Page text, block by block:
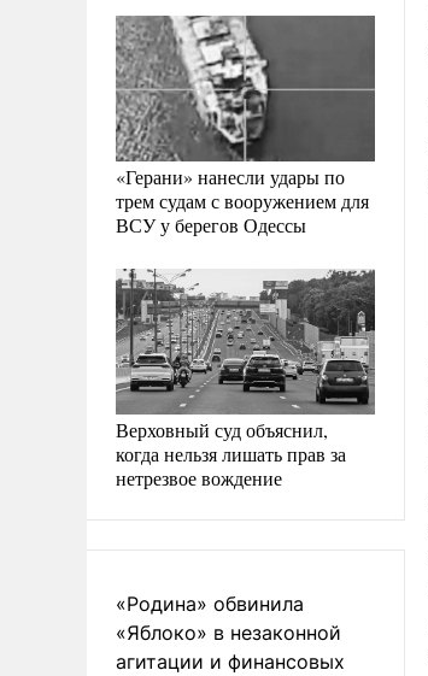
«Герани» нанесли удары по
трем судам с вооружением для
ВСУ у берегов Одессы
Верховный суд объяснил,
когда нельзя лишать прав за
нетрезвое вождение
«Родина» обвинила
«Яблоко» в незаконной
агитации и финансовых